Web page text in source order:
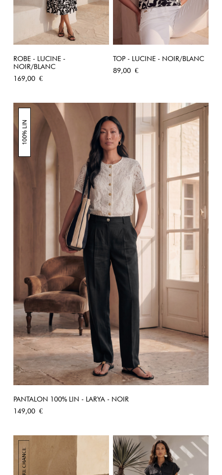
ROBE - LUCINE -
NOIR/BLANC
Prix
169,00 €
TOP - LUCINE - NOIR/BLANC
Prix
89,00 €
PANTALON 100% LIN - LARYA - NOIR
Prix
149,00 €